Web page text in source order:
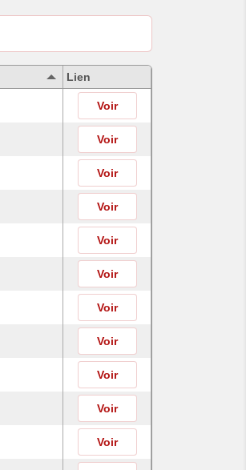
Lien
Voir
Voir
Voir
Voir
Voir
Voir
Voir
Voir
Voir
Voir
Voir